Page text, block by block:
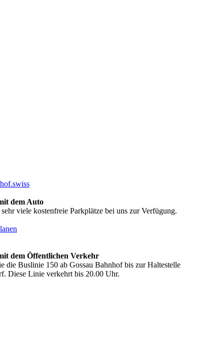
dem Auto
sehr viele kostenfreie Parkplätze bei uns zur Verfügung.
dem Öffentlichen Verkehr
die Buslinie 150 ab Gossau Bahnhof bis zur Haltestelle
Diese Linie verkehrt bis 20.00 Uhr.